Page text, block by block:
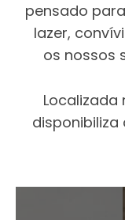
pensado
lazer,
os nossos
Localizada
disponibiliza